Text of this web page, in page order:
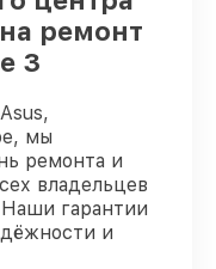
ремонт
3
мы
ремонта и
владельцев
Наши гарантии
и